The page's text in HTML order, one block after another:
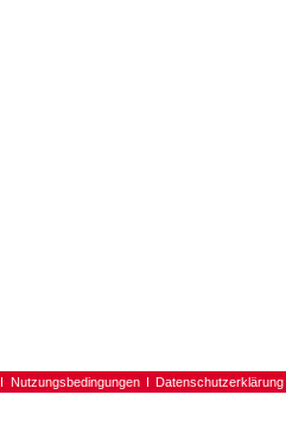
Nutzungsbedingungen Datenschutzerklärung